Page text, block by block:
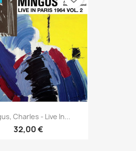
Charles - Live In...
32,00 €